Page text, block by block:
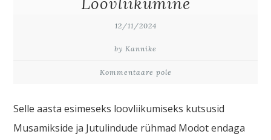
12/11/2024
by Kannike
Kommentaare pole
Selle aasta esimeseks loovliikumiseks kutsusid
Musamikside ja Jutulindude rühmad Modot endaga